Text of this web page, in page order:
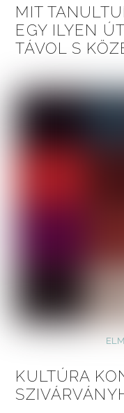
MIT
EGY ILYEN
TÁVOL S
KULTÚRA